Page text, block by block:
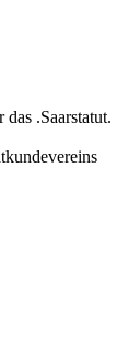
.Saarstatut.